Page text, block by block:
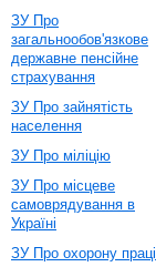
ЗУ Про
загальнообов'язкове
державне пенсійне
страхування
ЗУ Про зайнятість
населення
ЗУ Про міліцію
ЗУ Про місцеве
самоврядування в
Україні
ЗУ Про охорону праці